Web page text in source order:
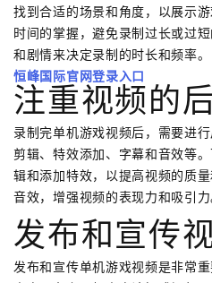
找到合适的场景和角度，以展示
时间的掌握，避免录制过长或过
和剧情来决定录制的时长和频率。
恒峰国际官网登录入口
注重视频的
录制完单机游戏视频后，需要进
剪辑、特效添加、字幕和音效等
辑和添加特效，以提高视频的质
音效，增强视频的表现力和吸引力
发布和宣传
发布和宣传单机游戏视频是非常